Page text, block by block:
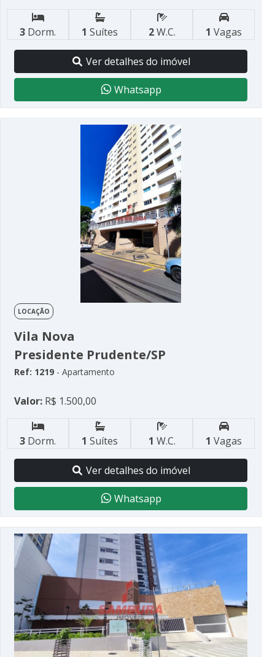
3 Dorm. 1 Suítes 2W.C. 1 Vagas
Ver detalhes do imóvel
Whatsapp
LOCAÇÃO
Vila Nova
Presidente Prudente/SP
Ref: 1219 - Apartamento
Valor: R$ 1.500,00
3 Dorm. 1 Suítes 1 W.C. 1 Vagas
Ver detalhes do imóvel
Whatsapp